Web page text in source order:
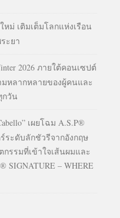
หม่ เติมเต็มโลกแห่งเรือน
ะยา
2026 ภายใต้คอนเซปต์
มหลากหลายของผู้คนและ
กวัน
เผยโฉม A.S.P®
ระดับลักชัวรีจากอังกฤษ
รรมที่เข้าใจเส้นผมและ
SIGNATURE – WHERE